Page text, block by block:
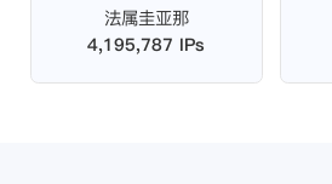
法属圭亚那
4,195,787 IPs